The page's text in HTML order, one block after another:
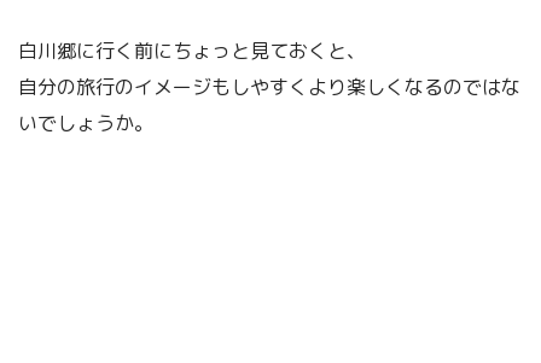
白川郷に行く前にちょっと見ておくと、
自分の旅行のイメージもしやすくより楽しくなるのではな
いでしょうか。